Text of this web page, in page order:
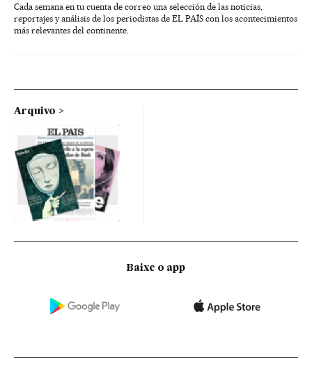
Cada semana en tu cuenta de correo una selección de las noticias,
reportajes y análisis de los periodistas de EL PAÍS con los acontecimientos
más relevantes del continente.
Arquivo
Baixe o app